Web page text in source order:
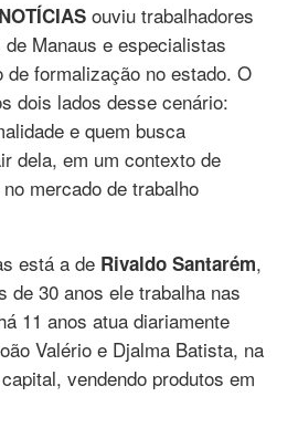
ouviu trabalhadores
Manaus e especialistas
de formalização no estado. O
dois lados desse cenário:
e quem busca
dela, em um contexto de
mercado de trabalho
está a de Rivaldo Santarém,
de 30 anos ele trabalha nas
11 anos atua diariamente
Valério e Djalma Batista, na
vendendo produtos em